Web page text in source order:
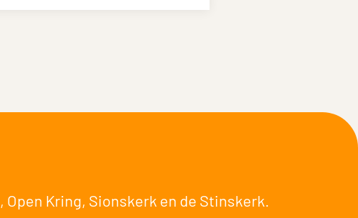
, Open Kring, Sionskerk en de Stinskerk